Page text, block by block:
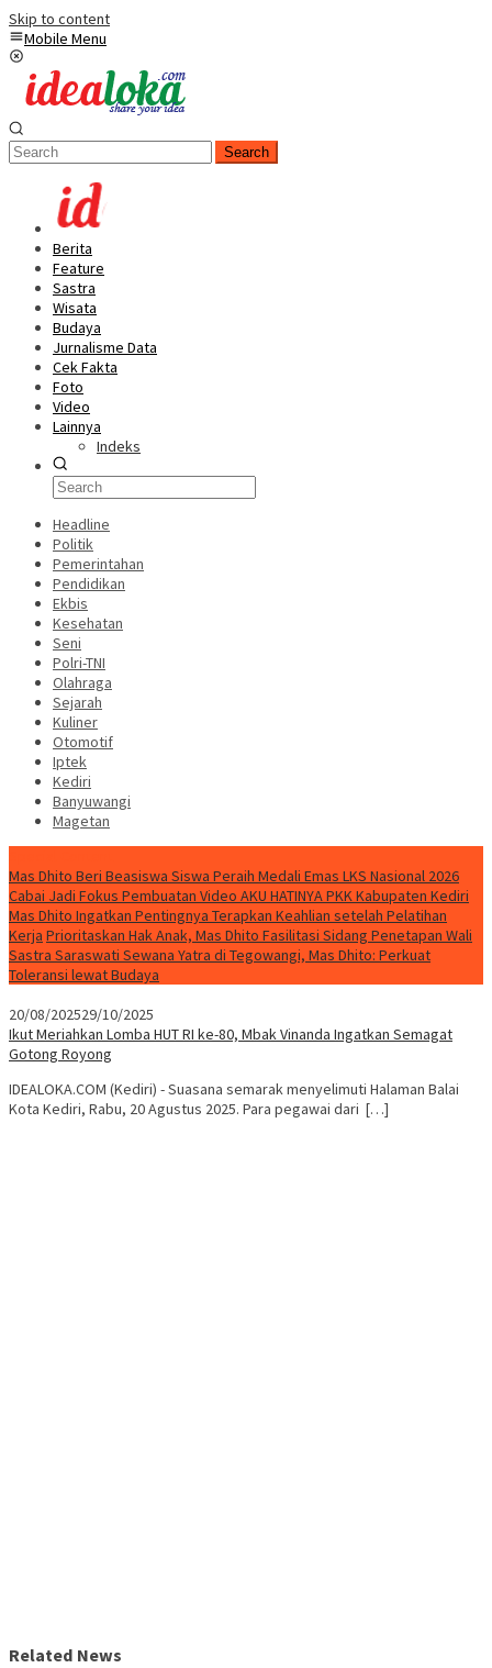
Skip to content
Mobile Menu
Search
Berita
Feature
Sastra
Wisata
Budaya
Jurnalisme Data
Cek Fakta
Foto
Video
Lainnya
Indeks
Headline
Politik
Pemerintahan
Pendidikan
Ekbis
Kesehatan
Seni
Polri-TNI
Olahraga
Sejarah
Kuliner
Otomotif
Iptek
Kediri
Banyuwangi
Magetan
Mas Dhito Beri Beasiswa Siswa Peraih Medali Emas LKS Nasional 2026
Cabai Jadi Fokus Pembuatan Video AKU HATINYA PKK Kabupaten Kediri
Mas Dhito Ingatkan Pentingnya Terapkan Keahlian setelah Pelatihan
Kerja Prioritaskan Hak Anak, Mas Dhito Fasilitasi Sidang Penetapan Wali
Sastra Saraswati Sewana Yatra di Tegowangi, Mas Dhito: Perkuat
Toleransi lewat Budaya
20/08/202529/10/2025
Ikut Meriahkan Lomba HUT RI ke-80, Mbak Vinanda Ingatkan Semagat
Gotong Royong
IDEALOKA.COM (Kediri) - Suasana semarak menyelimuti Halaman Balai
Kota Kediri, Rabu, 20 Agustus 2025. Para pegawai dari […]
Related News